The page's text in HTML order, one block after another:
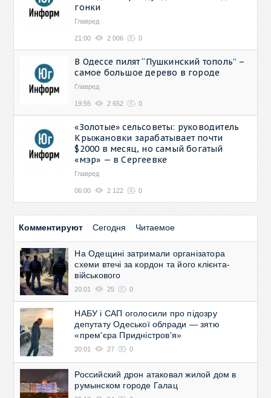
гонки
Главред
21:00 2 006 0
В Одессе пилят “Пушкинский тополь” –
самое большое дерево в городе
Главред
19:55 2 652 0
«Золотые» сельсоветы: руководитель
Крыжановки зарабатывает почти
$2000 в месяц, но самый богатый
«мэр» — в Сергеевке
Главред
06:00 2 122 0
Комментируют Сегодня Читаемое
На Одещині затримали організатора
схеми втечі за кордон та його клієнта-
військового
20:01 25 0
НАБУ і САП оголосили про підозру
депутату Одеської облради — зятю
«прем'єра Придністров'я»
20:01 27 0
Российский дрон атаковал жилой дом в
румынском городе Галац